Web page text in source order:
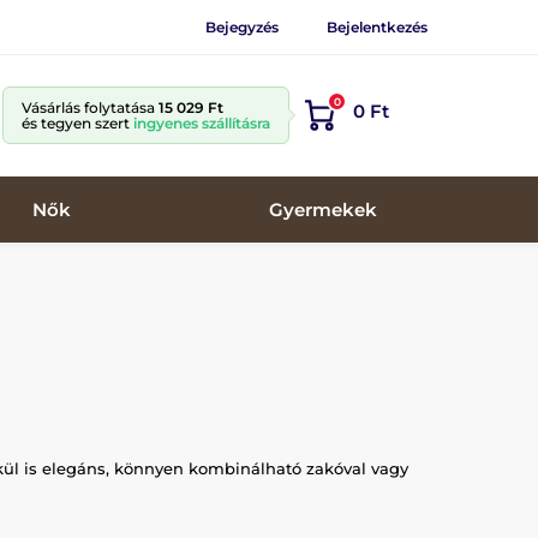
Bejegyzés Bejelentkezés
Vásárlás folytatása 15 029 Ft
és tegyen szert ingyenes szállításra
0 0 Ft
Nők Gyermekek
is elegáns, könnyen kombinálható zakóval vagy